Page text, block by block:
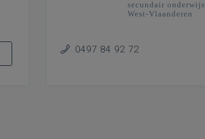
secundair onderwijs
West-Vlaanderen
0497 84 92 72